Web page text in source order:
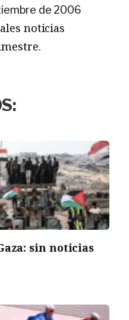
de 2006
noticias
sin noticias